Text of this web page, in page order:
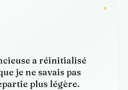
a réinitialisé
je ne savais pas
plus légère.